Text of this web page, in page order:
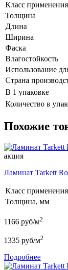
Класс применения
Толщина
Длина
Ширина
Фаска
Влагостойкость
Использование
Страна
В 1 упаковке
Количество в
Похожие
акция
Ламинат Tarkett
Класс применения
Толщина, мм
1166 руб/м2
1335 руб/м2
Подробнее